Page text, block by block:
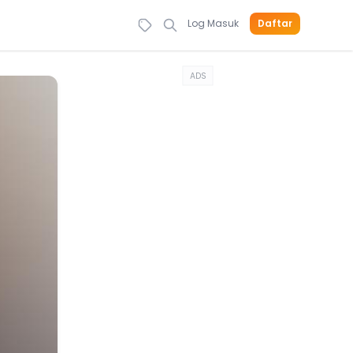
Log Masuk Daftar
ADS